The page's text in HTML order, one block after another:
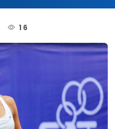
16